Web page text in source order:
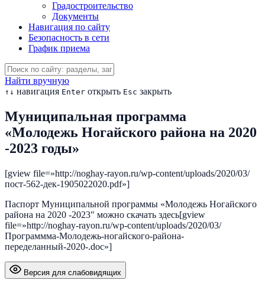
Градостроительство
Документы
Навигация по сайту
Безопасность в сети
График приема
Найти вручную
↑ ↓ навигация Enter открыть Esc закрыть
Муниципальная программа
«Молодежь Ногайского района на 2020
-2023 годы»
[gview file=»http://noghay-rayon.ru/wp-content/uploads/2020/03/
пост-562-дек-1905022020.pdf»]
Паспорт Муниципальной программы «Молодежь Ногайского
района на 2020 -2023″ можно скачать здесь[gview
file=»http://noghay-rayon.ru/wp-content/uploads/2020/03/
Программма-Молодежь-ногайского-района-
переделанный-2020-.doc»]
Версия для слабовидящих